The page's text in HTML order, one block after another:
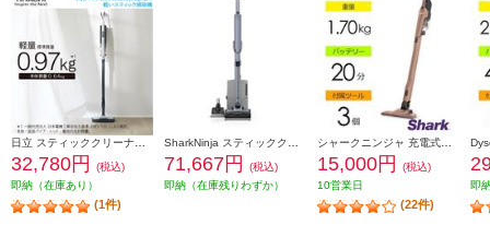
32,780円
(税込)
即納（在庫あり）
(1件)
71,667円
(税込)
即納（在庫残りわずか）
15,000円
(税込)
10営業日
(22件)
即